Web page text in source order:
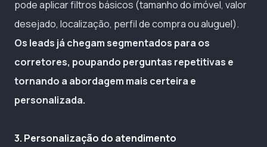
pode aplicar filtros básicos (tamanho do imóvel, valor
desejado, localização, perfil de compra ou aluguel).
Os leads já chegam segmentados para os
corretores, poupando perguntas repetitivas e
tornando a abordagem mais certeira e
personalizada.
3. Personalização do atendimento